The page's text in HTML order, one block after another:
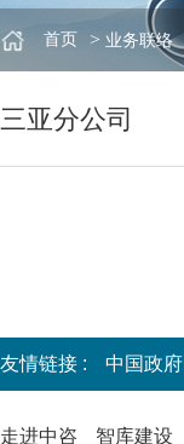
首页 > 业务联络
三亚分公司